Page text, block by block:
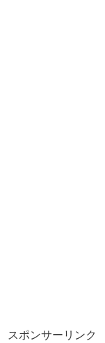
スポンサーリンク